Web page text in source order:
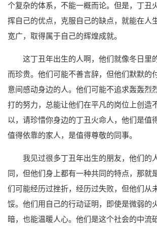
个复杂的体系，不能一概而论。但是，丁丑
挥自己的优点，克服自己的缺点，就能在人
宽广，取得属于自己的辉煌成就。
这丁丑年出生的人啊，他们就像冬日里
而珍贵。他们可能不善言辞，但他们默默的
意间感动身边的人。他们可能不追求轰轰烈
打的努力，总能让他们在平凡的岗位上创造
以，请珍惜你身边的丁丑火命人，他们是值
值得依靠的家人，是值得尊敬的同事。
我见过很多丁丑年出生的朋友，他们的
同，但他们身上都有一种共同的特点，那就
们可能经历过挫折，经历过失败，但他们从
馁。他们用自己的行动证明，即使是微弱的
暗，也能温暖人心。他们是这个社会的中流